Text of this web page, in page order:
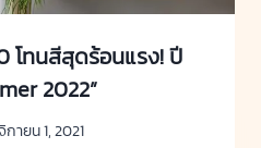
โทนสีสุดร้อนแรง! ปี
2022”
ายน 1, 2021